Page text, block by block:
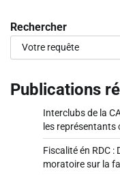
Rechercher
Publications
Interclubs de la
les représentants
Fiscalité én RDC
moratoire sur la